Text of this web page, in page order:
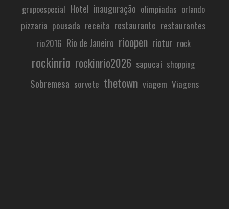
grupoespecial Hotel inauguração olimpiadas orlando
pizzaria pousada receita restaurante restaurantes
rio2016 Rio de Janeiro rioopen riotur rock
rockinrio rockinrio2026 sapucaí shopping
Sobremesa sorvete thetown viagem Viagens